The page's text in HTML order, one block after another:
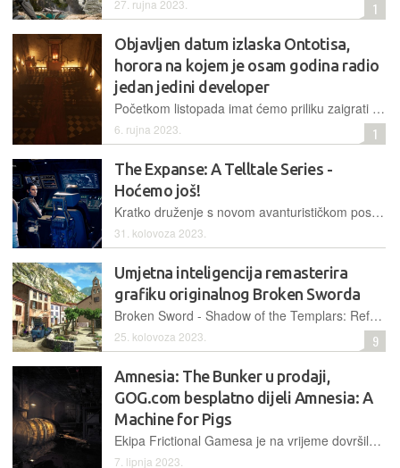
27. rujna 2023. 1
Objavljen datum izlaska Ontotisa,
horora na kojem je osam godina radio
jedan jedini developer
Početkom listopada imat ćemo priliku zaigrati psihološki triler Ontotis u kojem je najveći naglasak stavljen na atmosferu, misterije i priču
6. rujna 2023. 1
The Expanse: A Telltale Series -
Hoćemo još!
Kratko druženje s novom avanturističkom poslasticom ekipe Telltalea jednako će oduševiti ljubitelje njihovih uradaka, kao i one koji uživaju u knjigama i televizijskom serijalu The Expanse
31. kolovoza 2023.
Umjetna inteligencija remasterira
grafiku originalnog Broken Sworda
Broken Sword - Shadow of the Templars: Reforged ponovo je "iskovan" uz pomoć umjetne inteligencije - ono što se izdavaču činilo neisplativim korištenjem ljudskog rada, uspjelo je korištenjem AI alata
25. kolovoza 2023. 9
Amnesia: The Bunker u prodaji,
GOG.com besplatno dijeli Amnesia: A
Machine for Pigs
Ekipa Frictional Gamesa je na vrijeme dovršila i pustila u prodaju posljednje izdanje serijala Amnesia, a tome u čast, servis GOG.com je odlučio korisnicima darovati Amnesiu: A Machine for Pigs
7. lipnja 2023.